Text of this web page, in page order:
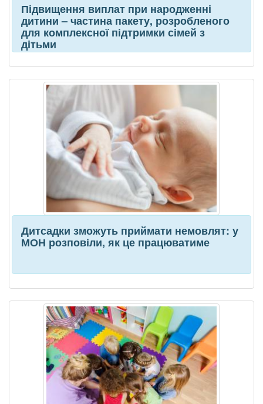
Підвищення виплат при народженні
дитини – частина пакету, розробленого
для комплексної підтримки сімей з
дітьми
Дитсадки зможуть приймати немовлят: у
МОН розповіли, як це працюватиме